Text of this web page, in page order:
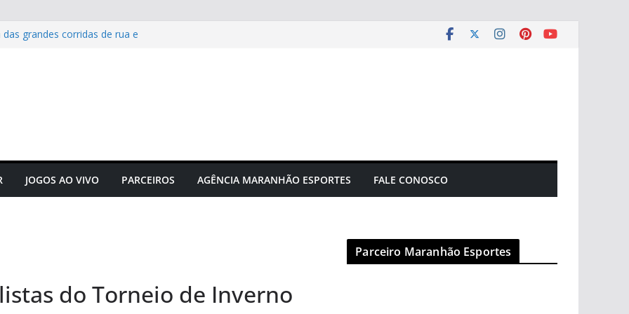
grandes corridas de rua e
times para o
novembro
futebol maranhense
JOGOS AO VIVO PARCEIROS AGÊNCIA MARANHÃO ESPORTES FALE CONOSCO
do Torneio de Inverno
Parceiro Maranhão Esportes